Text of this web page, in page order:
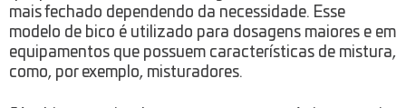
mais fechado dependendo da necessidade. Esse
modelo de bico é utilizado para dosagens maiores e em
equipamentos que possuem características de mistura,
como, por exemplo, misturadores.